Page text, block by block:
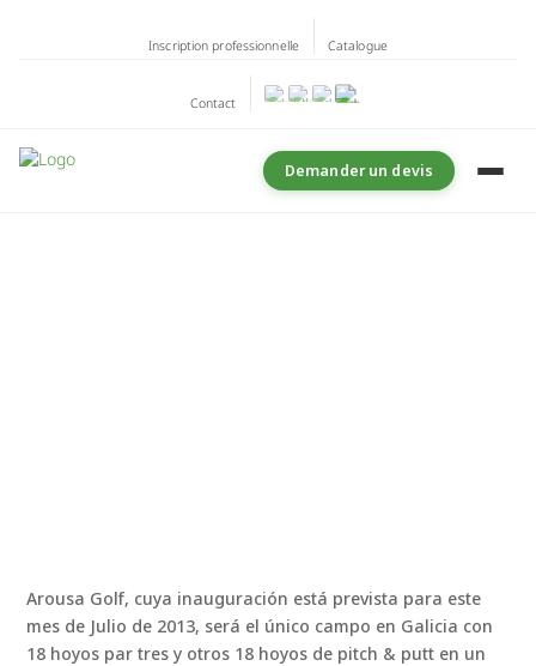
Inscription professionnelle Catalogue
Contact
Demander un devis
Arousa Golf, cuya inauguración está prevista para este
mes de Julio de 2013, será el único campo en Galicia con
18 hoyos par tres y otros 18 hoyos de pitch & putt en un